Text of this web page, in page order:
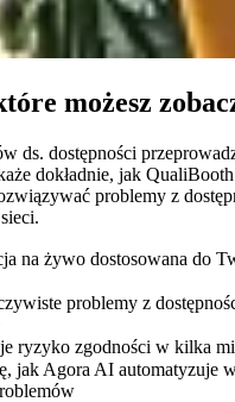
możesz
ds. dostępności
dokładnie, jak
problemy z
na żywo dostosowana do
problemy z
ryzyko zgodności w kilka
jak Agora AI automatyzuje